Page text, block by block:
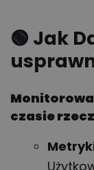
🟢 Jak
czasie